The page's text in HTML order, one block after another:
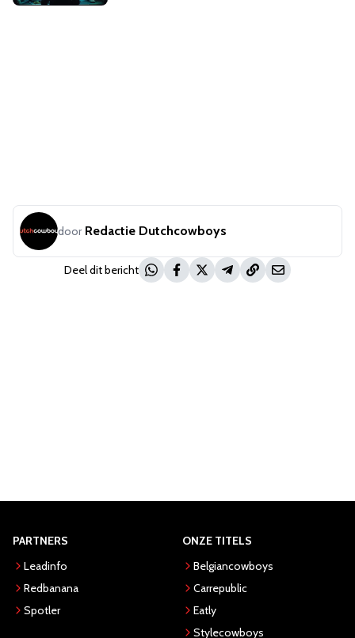
door Redactie Dutchcowboys
Deel dit bericht
PARTNERS
Leadinfo
Redbanana
Spotler
ONZE TITELS
Belgiancowboys
Carrepublic
Eatly
Stylecowboys